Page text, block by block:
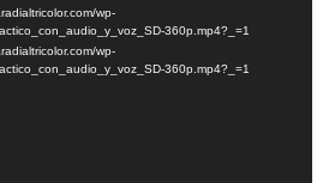
wp-
360p.mp4?_=1
wp-
360p.mp4?_=1